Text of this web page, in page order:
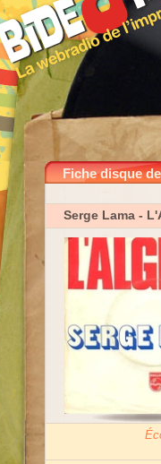
Fiche disque
Serge Lama -